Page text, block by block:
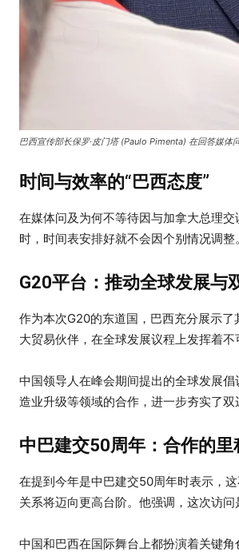
巴西宣传部长保罗·皮门塔 (Paulo Pimenta) 在回答媒体
时间与效率的“巴西态度”
在媒体问及为何不等待因与加拿大总理
时，时间表安排好就不会因个别情况调
G20平台：推动全球发展与
作为本次G20的东道国，巴西充分展示
大贸易伙伴，在全球发展议程上发挥着
中国领导人在峰会期间提出的全球发展
造业升级等领域的合作，进一步夯实了双
中巴建交50周年：合作的里
在提到今年是中巴建交50周年时表示，
关系将迈向更高台阶。他强调，这次访
中国和巴西在国际舞台上都扮演着关键